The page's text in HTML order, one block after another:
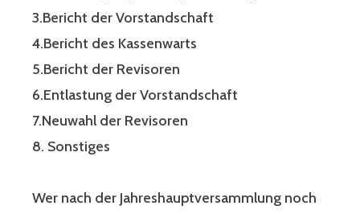
3.Bericht der Vorstandschaft
4.Bericht des Kassenwarts
5.Bericht der Revisoren
6.Entlastung der Vorstandschaft
7.Neuwahl der Revisoren
8. Sonstiges
Wer nach der Jahreshauptversammlung noch